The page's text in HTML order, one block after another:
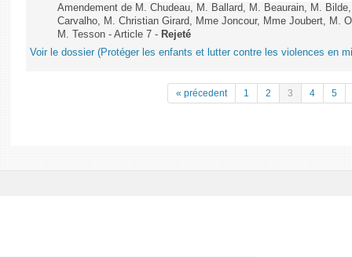
Amendement de M. Chudeau, M. Ballard, M. Beaurain, M.
Carvalho, M. Christian Girard, Mme Joncour, Mme Joubert, M.
M. Tesson - Article 7 - Rejeté
Voir le dossier (Protéger les enfants et lutter contre les violences en
« précedent 1 2 3 4 5